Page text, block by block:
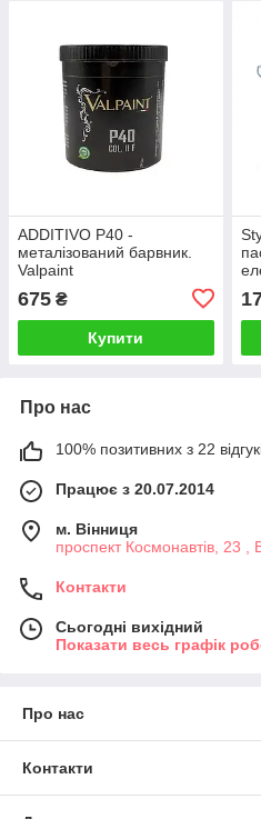
ADDITIVO P40 -
металізований барвник.
Valpaint
675 ₴
Купити
Про нас
100% позитивних з 22
Працює з 20.07.2014
м. Вінниця
проспект Космонавтів, 23 ,
Контакти
Сьогодні вихідний
Показати весь графік
Про нас
Контакти